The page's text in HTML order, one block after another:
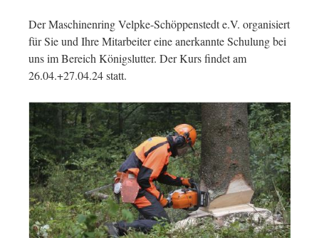
Der Maschinenring Velpke-Schöppenstedt e.V. organisiert
für Sie und Ihre Mitarbeiter eine anerkannte Schulung bei
uns im Bereich Königslutter. Der Kurs findet am
26.04.+27.04.24 statt.